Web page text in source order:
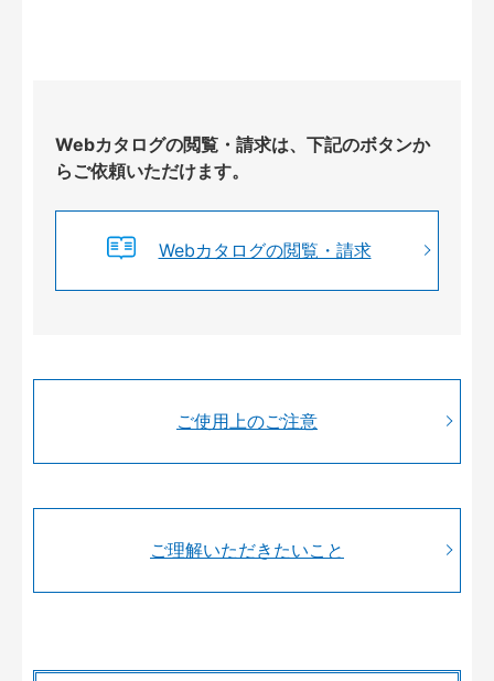
Webカタログの閲覧・請求は、下記のボタンか
らご依頼いただけます。
Webカタログの閲覧・請求
ご使用上のご注意
ご理解いただきたいこと